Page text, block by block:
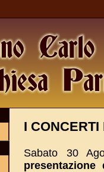
I
Sabato 30